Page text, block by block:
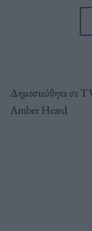
Δημοσιεύθηκε σε
Αmber Heard